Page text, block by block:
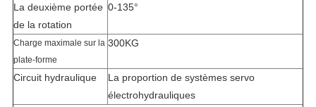
La deuxième portée
de la rotation
0-135°
Charge maximale sur la
plate-forme
300KG
Circuit hydraulique
La proportion de systèmes servo
électrohydrauliques